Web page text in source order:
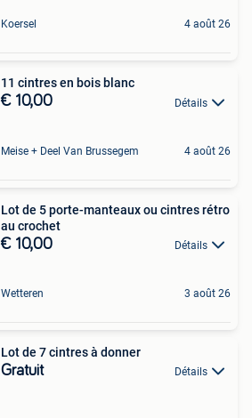
Koersel 4 août 26
11 cintres en bois blanc
€ 10,00 Détails
Meise + Deel Van Brussegem 4 août 26
Lot de 5 porte-manteaux ou cintres rétro
au crochet
€ 10,00 Détails
Wetteren 3 août 26
Lot de 7 cintres à donner
Gratuit Détails